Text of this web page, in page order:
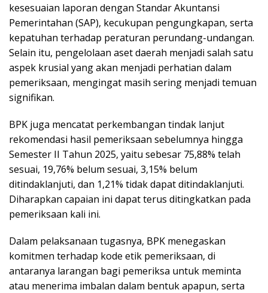
kesesuaian laporan dengan Standar Akuntansi
Pemerintahan (SAP), kecukupan pengungkapan, serta
kepatuhan terhadap peraturan perundang-undangan.
Selain itu, pengelolaan aset daerah menjadi salah satu
aspek krusial yang akan menjadi perhatian dalam
pemeriksaan, mengingat masih sering menjadi temuan
signifikan.
BPK juga mencatat perkembangan tindak lanjut
rekomendasi hasil pemeriksaan sebelumnya hingga
Semester II Tahun 2025, yaitu sebesar 75,88% telah
sesuai, 19,76% belum sesuai, 3,15% belum
ditindaklanjuti, dan 1,21% tidak dapat ditindaklanjuti.
Diharapkan capaian ini dapat terus ditingkatkan pada
pemeriksaan kali ini.
Dalam pelaksanaan tugasnya, BPK menegaskan
komitmen terhadap kode etik pemeriksaan, di
antaranya larangan bagi pemeriksa untuk meminta
atau menerima imbalan dalam bentuk apapun, serta